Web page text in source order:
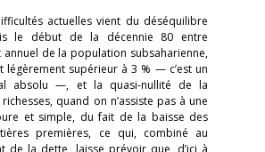
actuelles vient du déséquilibre
le début de la décennie 80 entre
annuel de la population subsaharienne,
légèrement supérieur à 3 % — c’est un
absolu —, et la quasi-nullité de la
quand on n’assiste pas à une
et simple, du fait de la baisse des
premières, ce qui, combiné au
de la dette, laisse prévoir que, d’ici à